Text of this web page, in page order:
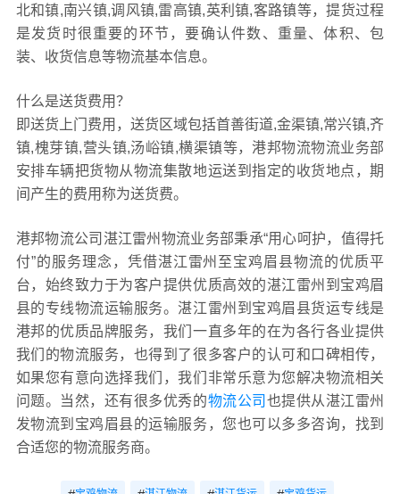
北和镇,南兴镇,调风镇,雷高镇,英利镇,客路镇等，提货过程
是发货时很重要的环节，要确认件数、重量、体积、包
装、收货信息等物流基本信息。
什么是送货费用？
即送货上门费用，送货区域包括首善街道,金渠镇,常兴镇,齐
镇,槐芽镇,营头镇,汤峪镇,横渠镇等，港邦物流物流业务部
安排车辆把货物从物流集散地运送到指定的收货地点，期
间产生的费用称为送货费。
港邦物流公司湛江雷州物流业务部秉承“用心呵护，值得托
付”的服务理念，凭借湛江雷州至宝鸡眉县物流的优质平
台，始终致力于为客户提供优质高效的湛江雷州到宝鸡眉
县的专线物流运输服务。湛江雷州到宝鸡眉县货运专线是
港邦的优质品牌服务，我们一直多年的在为各行各业提供
我们的物流服务，也得到了很多客户的认可和口碑相传，
如果您有意向选择我们，我们非常乐意为您解决物流相关
问题。当然，还有很多优秀的物流公司 也提供从湛江雷州
发物流到宝鸡眉县的运输服务，您也可以多多咨询，找到
合适您的物流服务商。